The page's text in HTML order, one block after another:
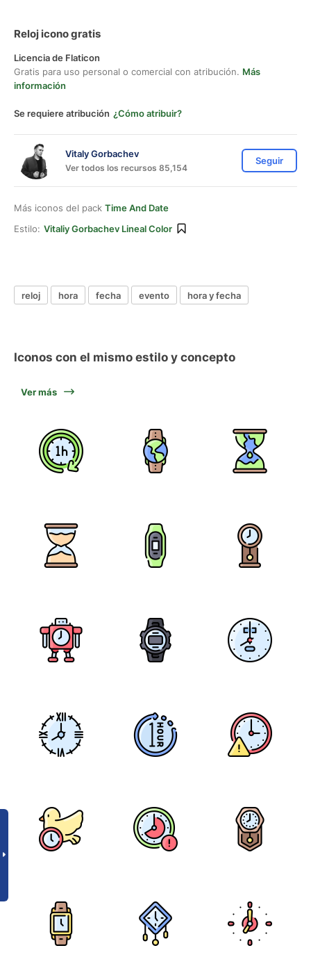
Reloj icono gratis
Licencia de Flaticon
Gratis para uso personal o comercial con atribución. Más
información
Se requiere atribución ¿Cómo atribuir?
Vitaly Gorbachev
Ver todos los recursos 85,154
Seguir
Más iconos del pack Time And Date
Estilo: Vitaliy Gorbachev Lineal Color
reloj hora fecha evento hora y fecha
Iconos con el mismo estilo y concepto
Ver más